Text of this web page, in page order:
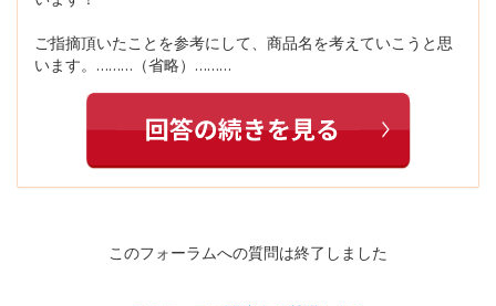
ご指摘頂いたことを参考にして、商品名を考えていこうと思
います。………（省略）………
このフォーラムへの質問は終了しました